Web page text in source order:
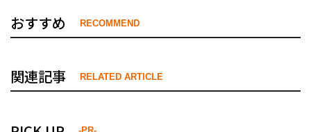
おすすめ RECOMMEND
関連記事 RELATED ARTICLE